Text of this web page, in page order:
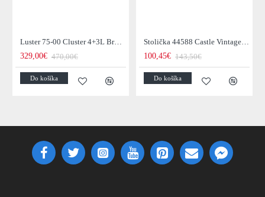
Luster 75-00 Cluster 4+3L Brown + Jantar Glass
329,00€ 470,00€
Do košíka
Stolička 44588 Castle Vintage Black
100,45€ 143,50€
Do košíka